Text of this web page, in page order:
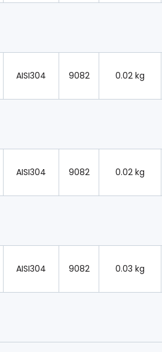
AISI304 9082 0.02 kg
AISI304 9082 0.02 kg
AISI304 9082 0.03 kg